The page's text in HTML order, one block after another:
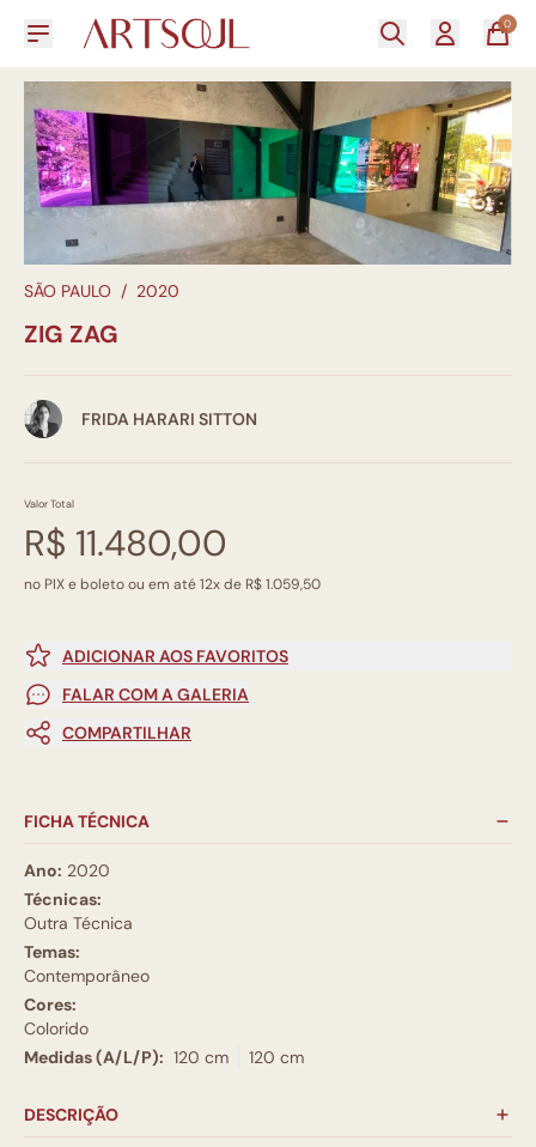
0
SÃO PAULO / 2020
ZIG ZAG
FRIDA HARARI SITTON
Valor Total
R$ 11.480,00
no PIX e boleto ou em até 12x de R$ 1.059,50
ADICIONAR AOS FAVORITOS
FALAR COM A GALERIA
COMPARTILHAR
FICHA TÉCNICA
Ano: 2020
Técnicas:
Outra Técnica
Temas:
Contemporâneo
Cores:
Colorido
Medidas (A/L/P): 120 cm 120 cm
DESCRIÇÃO